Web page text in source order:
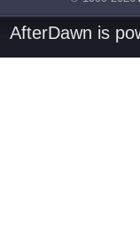
AfterDawn is